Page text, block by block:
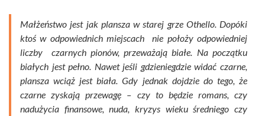
Małżeństwo jest jak plansza w starej grze Othello. Dopóki
ktoś w odpowiednich miejscach nie położy odpowiedniej
liczby czarnych pionów, przeważają białe. Na początku
białych jest pełno. Nawet jeśli gdzieniegdzie widać czarne,
plansza wciąż jest biała. Gdy jednak dojdzie do tego, że
czarne zyskają przewagę – czy to będzie romans, czy
nadużycia finansowe, nuda, kryzys wieku średniego czy